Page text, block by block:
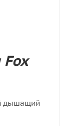
дышащий